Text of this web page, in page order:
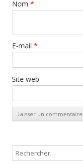
Nom *
E-mail *
Site web
e